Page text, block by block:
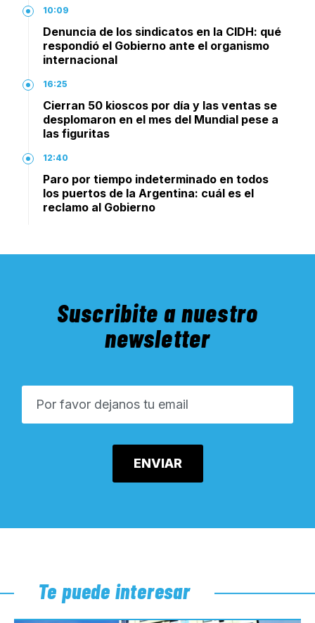
10:09
Denuncia de los sindicatos en la CIDH: qué
respondió el Gobierno ante el organismo
internacional
16:25
Cierran 50 kioscos por día y las ventas se
desplomaron en el mes del Mundial pese a
las figuritas
12:40
Paro por tiempo indeterminado en todos
los puertos de la Argentina: cuál es el
reclamo al Gobierno
Suscribite a nuestro
newsletter
Te puede interesar